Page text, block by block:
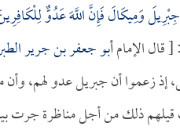
وَمِيكَالَ فَإِنَّ اللَّهَ عَدُوٌّ
[ قال الإمامأبو جعفر بن جرير
إذ زعموا أن جبريل عدو لهم،
ذلك من أجل مناظرة جرت